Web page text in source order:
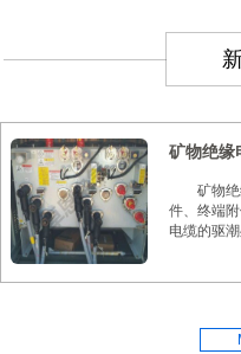
矿物绝缘
矿物绝缘
件、终端
电缆的驱